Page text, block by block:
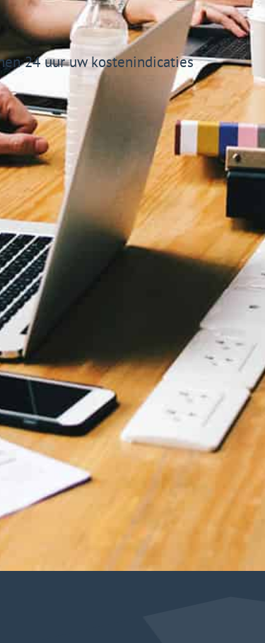
24 uur uw kostenindicaties